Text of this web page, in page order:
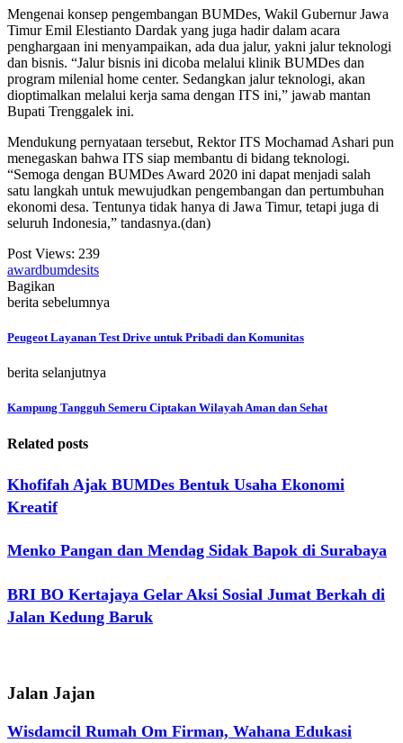
Mengenai konsep pengembangan BUMDes, Wakil Gubernur Jawa
Timur Emil Elestianto Dardak yang juga hadir dalam acara
penghargaan ini menyampaikan, ada dua jalur, yakni jalur teknologi
dan bisnis. “Jalur bisnis ini dicoba melalui klinik BUMDes dan
program milenial home center. Sedangkan jalur teknologi, akan
dioptimalkan melalui kerja sama dengan ITS ini,” jawab mantan
Bupati Trenggalek ini.
Mendukung pernyataan tersebut, Rektor ITS Mochamad Ashari pun
menegaskan bahwa ITS siap membantu di bidang teknologi.
“Semoga dengan BUMDes Award 2020 ini dapat menjadi salah
satu langkah untuk mewujudkan pengembangan dan pertumbuhan
ekonomi desa. Tentunya tidak hanya di Jawa Timur, tetapi juga di
seluruh Indonesia,” tandasnya.(dan)
Post Views: 239
awardbumdesits
Bagikan
berita sebelumnya
Peugeot Layanan Test Drive untuk Pribadi dan Komunitas
berita selanjutnya
Kampung Tangguh Semeru Ciptakan Wilayah Aman dan Sehat
Related posts
Khofifah Ajak BUMDes Bentuk Usaha Ekonomi
Kreatif
Menko Pangan dan Mendag Sidak Bapok di Surabaya
BRI BO Kertajaya Gelar Aksi Sosial Jumat Berkah di
Jalan Kedung Baruk
Jalan Jajan
Wisdamcil Rumah Om Firman, Wahana Edukasi